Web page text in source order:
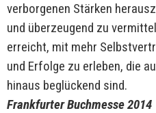
verborgenen Stärken
und überzeugend zu
erreicht, mit mehr
und Erfolge zu erleben, die
hinaus beglückend sind.
Frankfurter Buchmesse 2014